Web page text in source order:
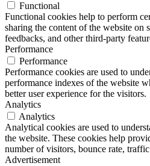
Functional
Functional cookies help to perform
sharing the content of the website on
feedbacks, and other third-party
Performance
Performance
Performance cookies are used to
performance indexes of the website
better user experience for the visitors.
Analytics
Analytics
Analytical cookies are used to
the website. These cookies help
number of visitors, bounce rate,
Advertisement